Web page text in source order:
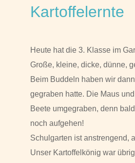
Kartoffelernte
Heute hat die 3. Klasse im
Große, kleine, dicke, dünne,
Beim Buddeln haben wir
gegraben hatte. Die Maus
Beete umgegraben, denn
noch aufgehen!
Schulgarten ist anstrengend,
Unser Kartoffelkönig war